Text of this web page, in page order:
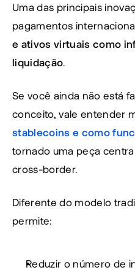
Uma das principais
pagamentos
e ativos virtuais como
liquidação.
Se você ainda não está
conceito, vale entender
stablecoins e como
tornado uma peça
cross-border.
Diferente do modelo
permite:
Reduzir o número de